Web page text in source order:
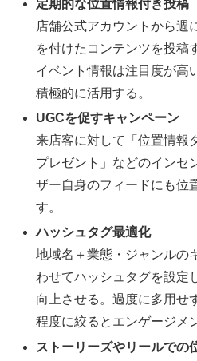
定期的な位置情報付き投稿
店舗公式アカウントから週
を付けたコンテンツを投稿
イベント情報は注目度が高
積極的に活用する。
UGCを促すキャンペーン
来店客に対して「位置情報
プレゼント」などのインセ
ザー自身のフィードにも位
す。
ハッシュタグ最適化
地域名＋業態・ジャンルの
わせてハッシュタグを設定
向上させる。過度に多用せ
程度に絞るとエンゲージメ
ストーリーズやリールでの